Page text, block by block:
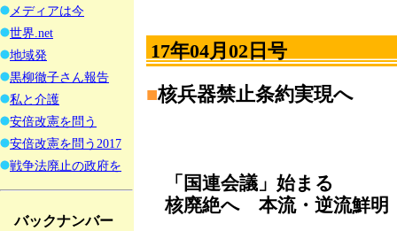
メディアは今
世界.net
地域発
黒柳徹子さん報告
私と介護
安倍改憲を問う
安倍改憲を問う2017
戦争法廃止の政府を
バックナンバー
17年04月02日号
■核兵器禁止条約実現へ
「国連会議」始まる
核廃絶へ 本流・逆流鮮明